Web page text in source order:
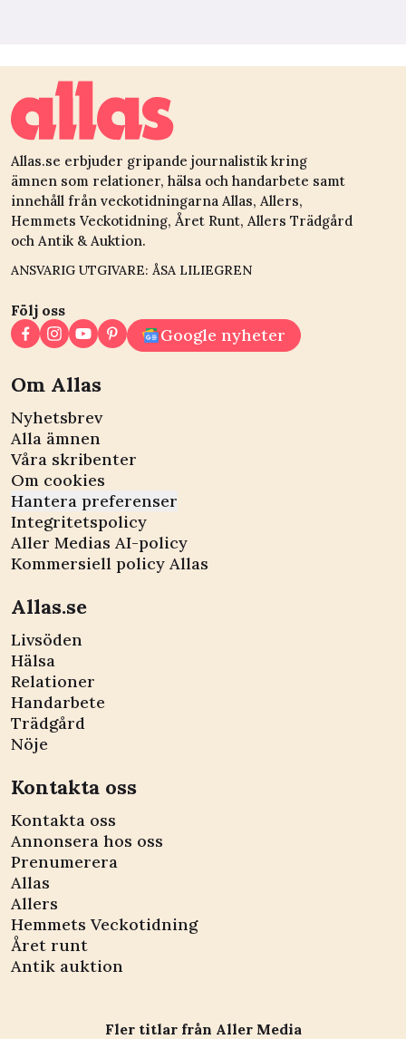
Allas.se erbjuder gripande journalistik kring
ämnen som relationer, hälsa och handarbete samt
innehåll från veckotidningarna Allas, Allers,
Hemmets Veckotidning, Året Runt, Allers Trädgård
och Antik & Auktion.
ANSVARIG UTGIVARE: ÅSA LILIEGREN
Följ oss
Google nyheter
Om Allas
Nyhetsbrev
Alla ämnen
Våra skribenter
Om cookies
Hantera preferenser
Integritetspolicy
Aller Medias AI-policy
Kommersiell policy Allas
Allas.se
Livsöden
Hälsa
Relationer
Handarbete
Trädgård
Nöje
Kontakta oss
Kontakta oss
Annonsera hos oss
Prenumerera
Allas
Allers
Hemmets Veckotidning
Året runt
Antik auktion
Fler titlar från Aller Media